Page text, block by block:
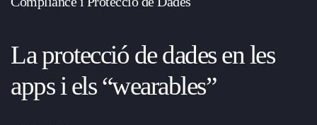
La protecció de dades en les
apps i els “wearables”